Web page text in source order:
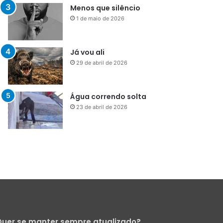
Menos que silêncio
1 de maio de 2026
Já vou ali
29 de abril de 2026
Água correndo solta
23 de abril de 2026